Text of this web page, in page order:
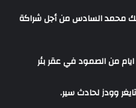
محمد السادس من أجل شراكة
من الصمود في عقر بئر
وودز لحادث سير.